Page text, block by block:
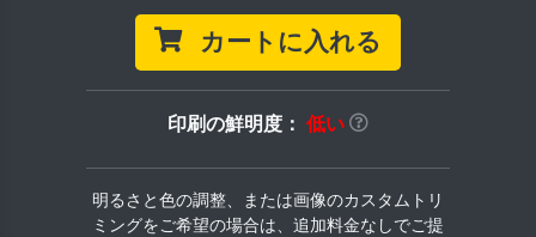
カートに入れる
印刷の鮮明度： 低い
明るさと色の調整、または画像のカスタムトリ
ミングをご希望の場合は、追加料金なしでご提